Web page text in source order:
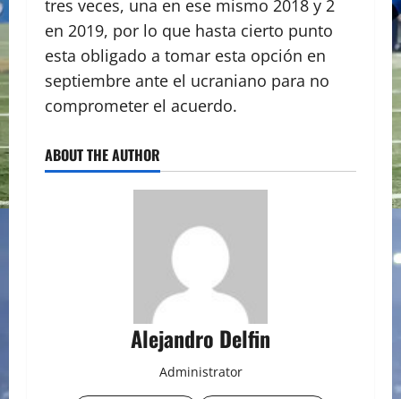
tres veces, una en ese mismo 2018 y 2
en 2019, por lo que hasta cierto punto
esta obligado a tomar esta opción en
septiembre ante el ucraniano para no
comprometer el acuerdo.
ABOUT THE AUTHOR
Alejandro Delfin
Administrator